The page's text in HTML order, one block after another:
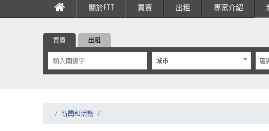
關於FTT 買賣 出租 專案介紹
買賣 出租
城市 區
新聞和活動